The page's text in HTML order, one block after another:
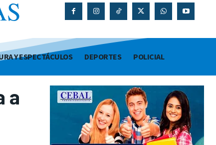
Y ESPECTÁCULOS DEPORTES POLICIAL
a